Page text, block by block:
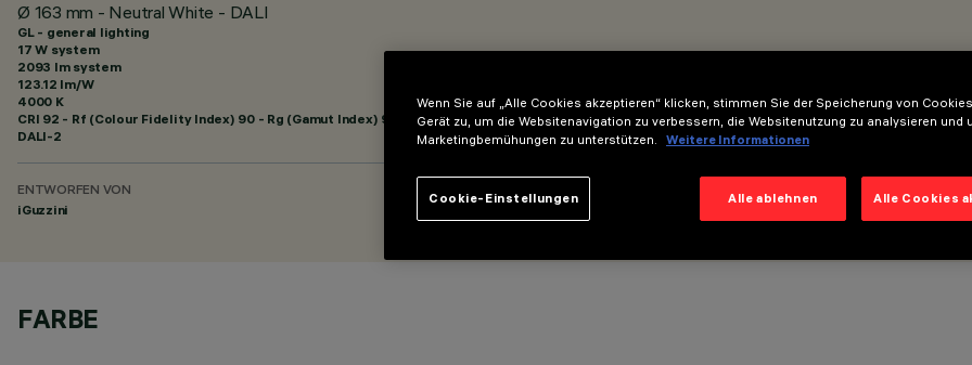
Ø 163 mm - Neutral White - DALI
GL - general lighting
17 W system
2093 lm system
123.12 lm/W
4000 K
CRI 92 - Rf (Colour Fidelity Index) 90 - Rg (Gamut Index) 98
DALI-2
ENTWORFEN VON
iGuzzini
FARBE
Wenn Sie auf „Alle Cookies akzeptieren“ klicken, stimmen Sie der Speicherung von
Gerät zu, um die Websitenavigation zu verbessern, die Websitenutzung zu analysieren und
Marketingbemühungen zu unterstützen.
Weitere Informationen
Alle ablehnen Alle Cookies
Cookie-Einstellungen